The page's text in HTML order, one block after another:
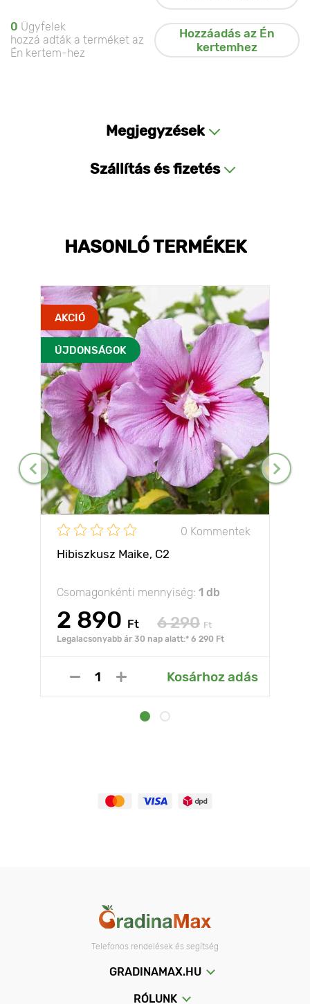
0 Ügyfelek
hozzá adták a terméket az
Én kertem-hez
Hozzáadás az Én
kertemhez
Megjegyzések
Szállítás és fizetés
HASONLÓ TERMÉKEK
AKCIÓ
ÚJDONSÁGOK
0 Kommentek
Hibiszkusz Maike, С2
Csomagonkénti mennyiség: 1 db
2 890 Ft 6 290 Ft
Legalacsonyabb ár 30 nap alatt:* 6 290 Ft
Kosárhoz adás
Telefonos rendelések és segítség
GRADINAMAX.HU
RÓLUNK